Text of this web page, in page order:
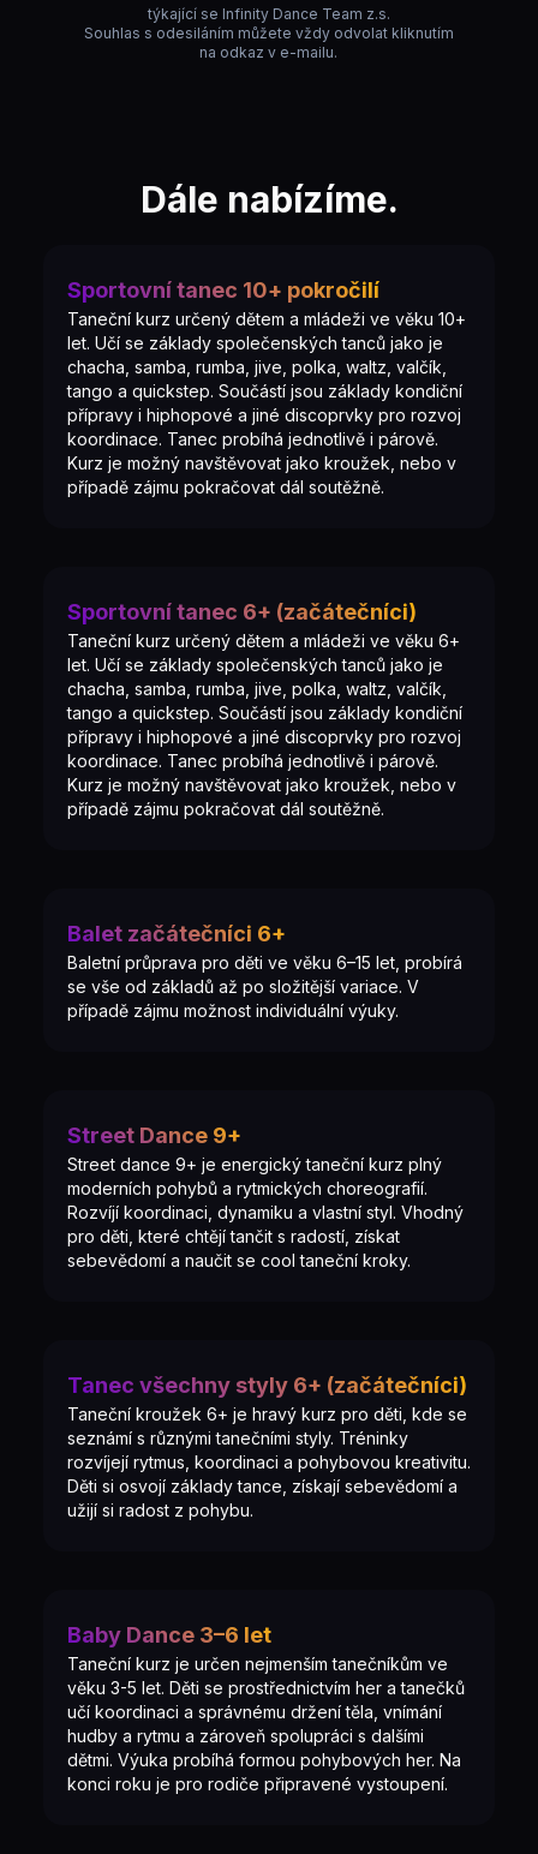
týkající se Infinity Dance Team z.s.
Souhlas s odesiláním můžete vždy odvolat kliknutím
na odkaz v e-mailu.
Dále nabízíme.
Sportovní tanec 10+ pokročilí
Taneční kurz určený dětem a mládeži ve věku 10+
let. Učí se základy společenských tanců jako je
chacha, samba, rumba, jive, polka, waltz, valčík,
tango a quickstep. Součástí jsou základy kondiční
přípravy i hiphopové a jiné discoprvky pro rozvoj
koordinace. Tanec probíhá jednotlivě i párově.
Kurz je možný navštěvovat jako kroužek, nebo v
případě zájmu pokračovat dál soutěžně.
Sportovní tanec 6+ (začátečníci)
Taneční kurz určený dětem a mládeži ve věku 6+
let. Učí se základy společenských tanců jako je
chacha, samba, rumba, jive, polka, waltz, valčík,
tango a quickstep. Součástí jsou základy kondiční
přípravy i hiphopové a jiné discoprvky pro rozvoj
koordinace. Tanec probíhá jednotlivě i párově.
Kurz je možný navštěvovat jako kroužek, nebo v
případě zájmu pokračovat dál soutěžně.
Balet začátečníci 6+
Baletní průprava pro děti ve věku 6–15 let, probírá
se vše od základů až po složitější variace. V
případě zájmu možnost individuální výuky.
Street Dance 9+
Street dance 9+ je energický taneční kurz plný
moderních pohybů a rytmických choreografií.
Rozvíjí koordinaci, dynamiku a vlastní styl. Vhodný
pro děti, které chtějí tančit s radostí, získat
sebevědomí a naučit se cool taneční kroky.
Tanec všechny styly 6+ (začátečníci)
Taneční kroužek 6+ je hravý kurz pro děti, kde se
seznámí s různými tanečními styly. Tréninky
rozvíjejí rytmus, koordinaci a pohybovou kreativitu.
Děti si osvojí základy tance, získají sebevědomí a
užijí si radost z pohybu.
Baby Dance 3–6 let
Taneční kurz je určen nejmenším tanečníkům ve
věku 3-5 let. Děti se prostřednictvím her a tanečků
učí koordinaci a správnému držení těla, vnímání
hudby a rytmu a zároveň spolupráci s dalšími
dětmi. Výuka probíhá formou pohybových her. Na
konci roku je pro rodiče připravené vystoupení.